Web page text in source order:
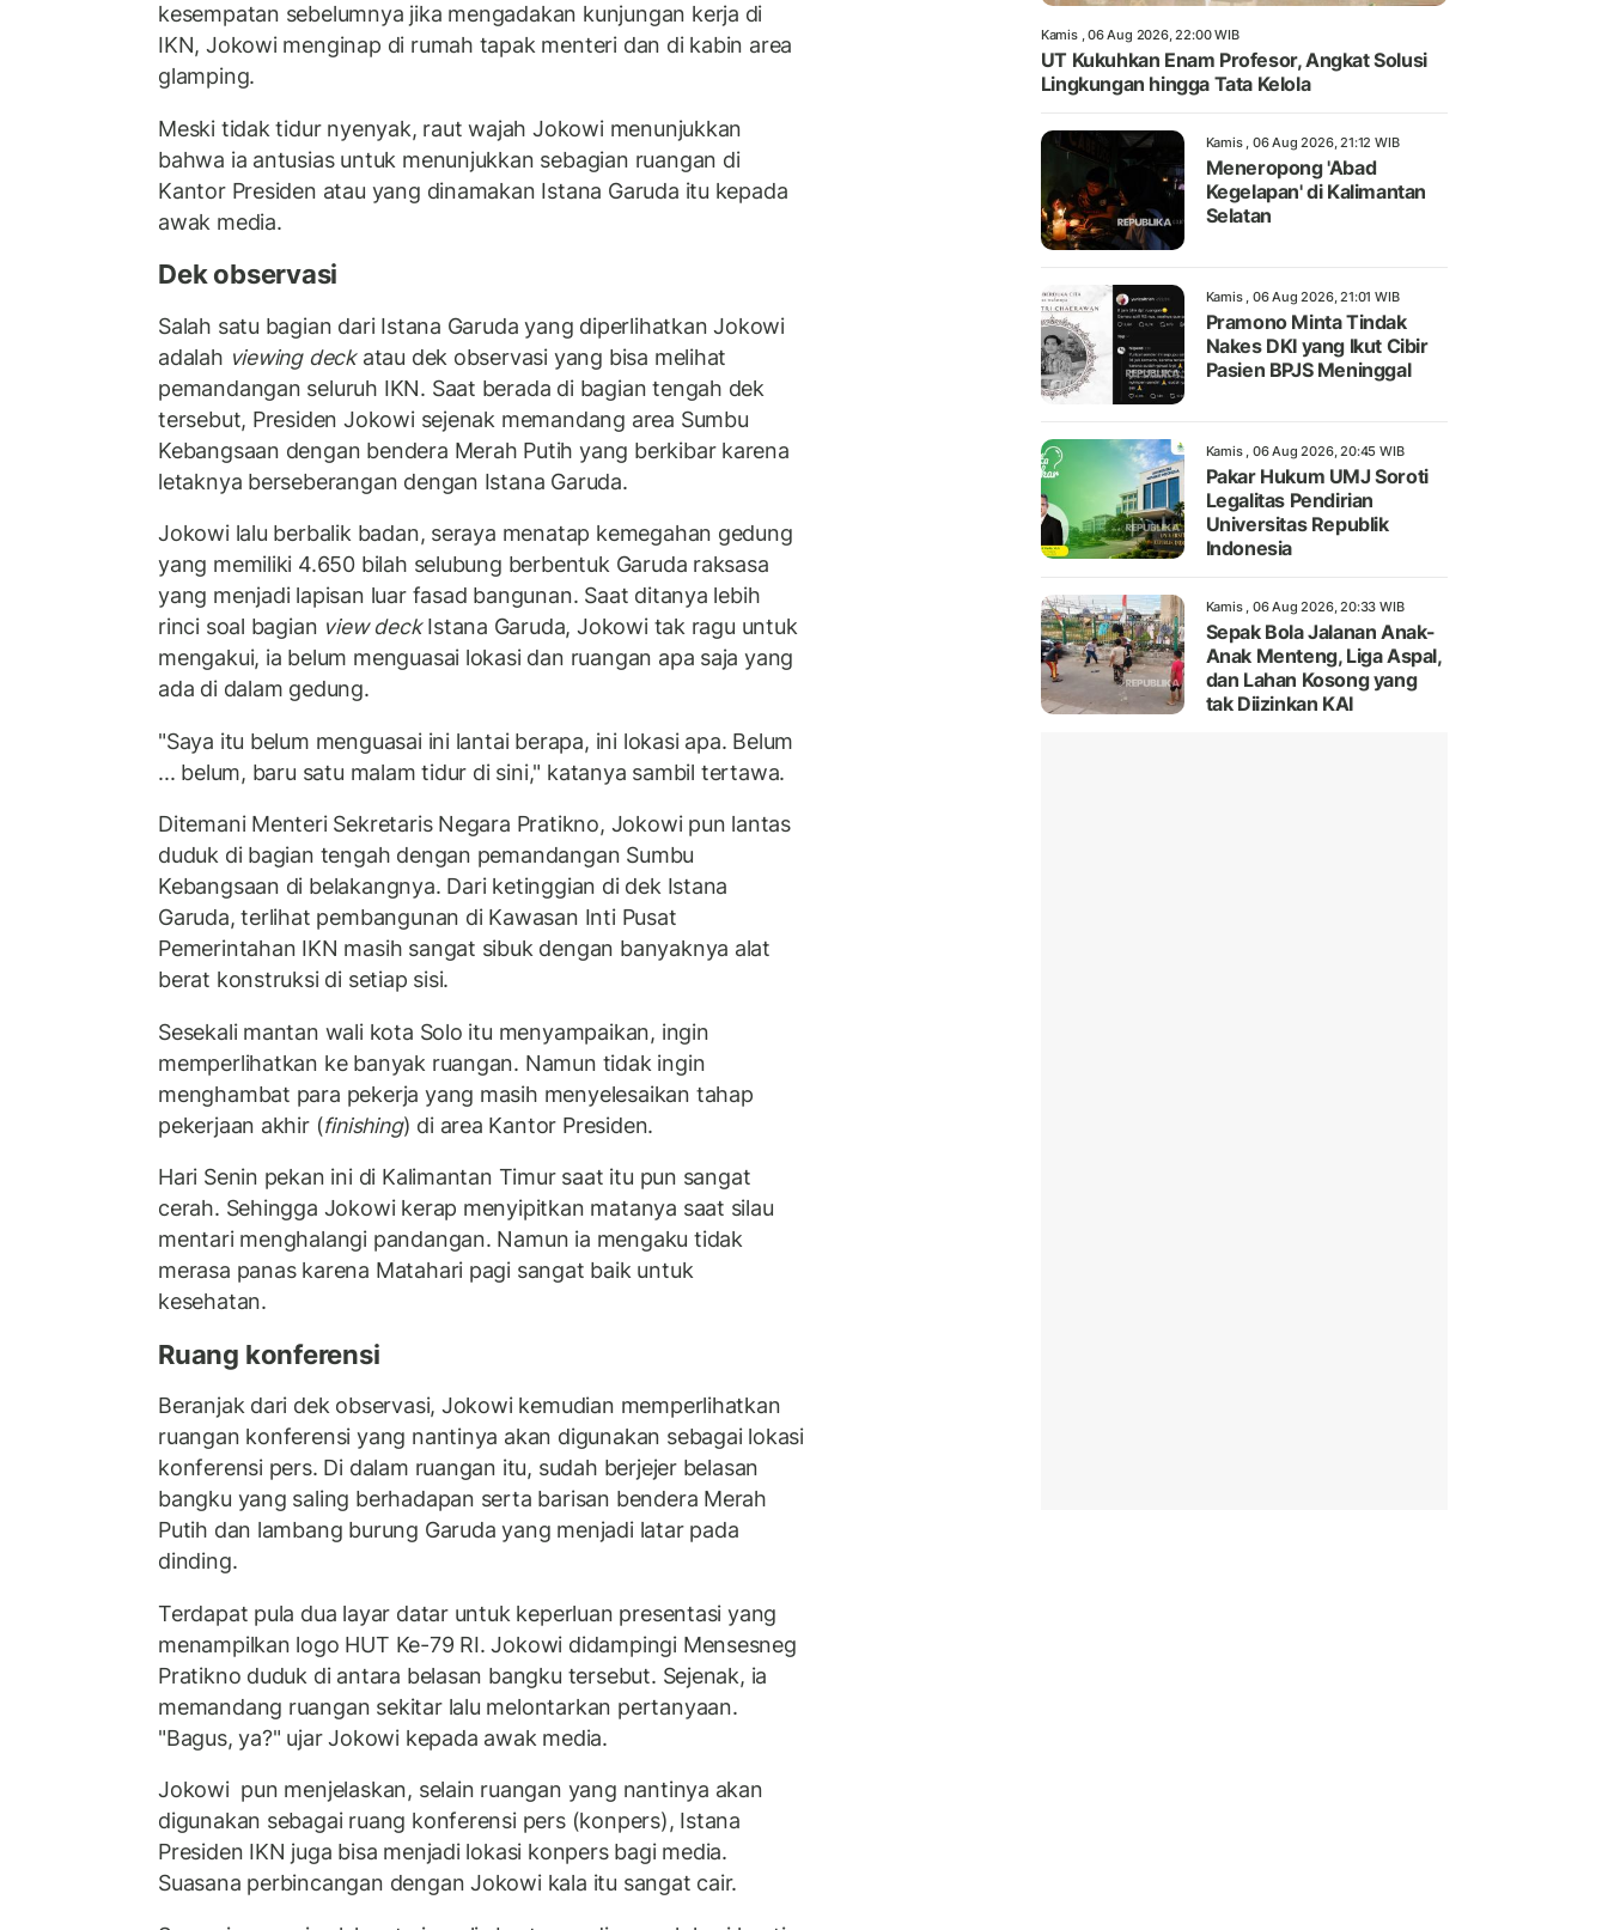
kesempatan sebelumnya jika mengadakan kunjungan kerja di
IKN, Jokowi menginap di rumah tapak menteri dan di kabin area
glamping.
Meski tidak tidur nyenyak, raut wajah Jokowi menunjukkan
bahwa ia antusias untuk menunjukkan sebagian ruangan di
Kantor Presiden atau yang dinamakan Istana Garuda itu kepada
awak media.
Dek observasi
Salah satu bagian dari Istana Garuda yang diperlihatkan Jokowi
adalah viewing deckatau dek observasi yang bisa melihat
pemandangan seluruh IKN. Saat berada di bagian tengah dek
tersebut, Presiden Jokowi sejenak memandang area Sumbu
Kebangsaan dengan bendera Merah Putih yang berkibar karena
letaknya berseberangan dengan Istana Garuda.
Jokowi lalu berbalik badan, seraya menatap kemegahan gedung
yang memiliki 4.650 bilah selubung berbentuk Garuda raksasa
yang menjadi lapisan luar fasad bangunan. Saat ditanya lebih
rinci soal bagian view deckIstana Garuda, Jokowi tak ragu untuk
mengakui, ia belum menguasai lokasi dan ruangan apa saja yang
ada di dalam gedung.
"Saya itu belum menguasai ini lantai berapa, ini lokasi apa. Belum
... belum, baru satu malam tidur di sini," katanya sambil tertawa.
Ditemani Menteri Sekretaris Negara Pratikno, Jokowi pun lantas
duduk di bagian tengah dengan pemandangan Sumbu
Kebangsaan di belakangnya. Dari ketinggian di dek Istana
Garuda, terlihat pembangunan di Kawasan Inti Pusat
Pemerintahan IKN masih sangat sibuk dengan banyaknya alat
berat konstruksi di setiap sisi.
Sesekali mantan wali kota Solo itu menyampaikan, ingin
memperlihatkan ke banyak ruangan. Namun tidak ingin
menghambat para pekerja yang masih menyelesaikan tahap
pekerjaan akhir (finishing) di area Kantor Presiden.
Hari Senin pekan ini di Kalimantan Timur saat itu pun sangat
cerah. Sehingga Jokowi kerap menyipitkan matanya saat silau
mentari menghalangi pandangan. Namun ia mengaku tidak
merasa panas karena Matahari pagi sangat baik untuk
kesehatan.
Ruang konferensi
Beranjak dari dek observasi, Jokowi kemudian memperlihatkan
ruangan konferensi yang nantinya akan digunakan sebagai lokasi
konferensi pers. Di dalam ruangan itu, sudah berjejer belasan
bangku yang saling berhadapan serta barisan bendera Merah
Putih dan lambang burung Garuda yang menjadi latar pada
dinding.
Terdapat pula dua layar datar untuk keperluan presentasi yang
menampilkan logo HUT Ke-79 RI. Jokowi didampingi Mensesneg
Pratikno duduk di antara belasan bangku tersebut. Sejenak, ia
memandang ruangan sekitar lalu melontarkan pertanyaan.
"Bagus, ya?" ujar Jokowi kepada awak media.
Jokowi pun menjelaskan, selain ruangan yang nantinya akan
digunakan sebagai ruang konferensi pers (konpers), Istana
Presiden IKN juga bisa menjadi lokasi konpers bagi media.
Suasana perbincangan dengan Jokowi kala itu sangat cair.
Kamis , 06 Aug 2026, 22:00 WIB
UT Kukuhkan Enam Profesor, Angkat Solusi
Lingkungan hingga Tata Kelola
Kamis , 06 Aug 2026, 21:12 WIB
Meneropong 'Abad
Kegelapan' di Kalimantan
Selatan
Kamis , 06 Aug 2026, 21:01 WIB
Pramono Minta Tindak
Nakes DKI yang Ikut Cibir
Pasien BPJS Meninggal
Kamis , 06 Aug 2026, 20:45 WIB
Pakar Hukum UMJ Soroti
Legalitas Pendirian
Universitas Republik
Indonesia
Kamis , 06 Aug 2026, 20:33 WIB
Sepak Bola Jalanan Anak-
Anak Menteng, Liga Aspal,
dan Lahan Kosong yang
tak Diizinkan KAI